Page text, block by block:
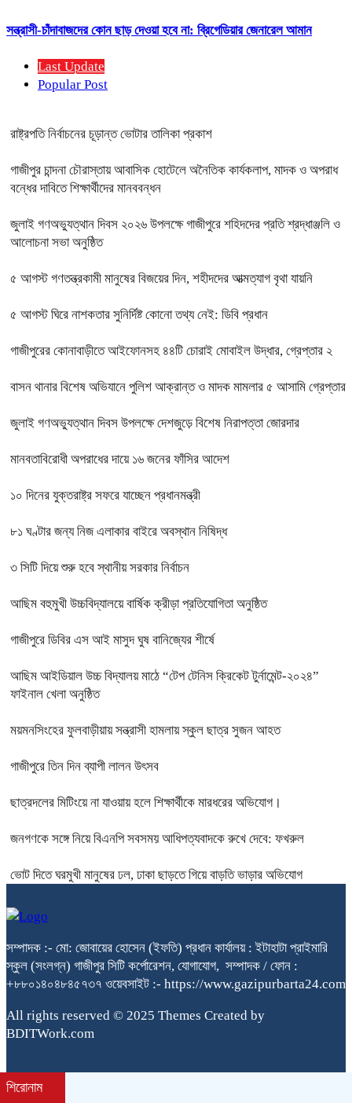
সন্ত্রাসী-চাঁদাবাজদের কোন ছাড় দেওয়া হবে না: ব্রিগেডিয়ার জেনারেল আমান
Last Update
Popular Post
রাষ্ট্রপতি নির্বাচনের চূড়ান্ত ভোটার তালিকা প্রকাশ
গাজীপুর চান্দনা চৌরাস্তায় আবাসিক হোটেলে অনৈতিক কার্যকলাপ, মাদক ও অপরাধ
বন্ধের দাবিতে শিক্ষার্থীদের মানববন্ধন
জুলাই গণঅভ্যুত্থান দিবস ২০২৬ উপলক্ষে গাজীপুরে শহিদদের প্রতি শ্রদ্ধাঞ্জলি ও
আলোচনা সভা অনুষ্ঠিত
৫ আগস্ট গণতন্ত্রকামী মানুষের বিজয়ের দিন, শহীদদের আত্মত্যাগ বৃথা যায়নি
৫ আগস্ট ঘিরে নাশকতার সুনির্দিষ্ট কোনো তথ্য নেই: ডিবি প্রধান
গাজীপুরের কোনাবাড়ীতে আইফোনসহ ৪৪টি চোরাই মোবাইল উদ্ধার, গ্রেপ্তার ২
বাসন থানার বিশেষ অভিযানে পুলিশ আক্রান্ত ও মাদক মামলার ৫ আসামি গ্রেপ্তার
জুলাই গণঅভ্যুত্থান দিবস উপলক্ষে দেশজুড়ে বিশেষ নিরাপত্তা জোরদার
মানবতাবিরোধী অপরাধের দায়ে ১৬ জনের ফাঁসির আদেশ
১০ দিনের যুক্তরাষ্ট্র সফরে যাচ্ছেন প্রধানমন্ত্রী
৮১ ঘণ্টার জন্য নিজ এলাকার বাইরে অবস্থান নিষিদ্ধ
৩ সিটি দিয়ে শুরু হবে স্থানীয় সরকার নির্বাচন
আছিম বহুমুখী উচ্চবিদ্যালয়ে বার্ষিক ক্রীড়া প্রতিযোগিতা অনুষ্ঠিত
গাজীপুরে ডিবির এস আই মাসুদ ঘুষ বানিজ্যের শীর্ষে
আছিম আইডিয়াল উচ্চ বিদ্যালয় মাঠে “টেপ টেনিস ক্রিকেট টুর্নামেন্ট-২০২৪”
ফাইনাল খেলা অনুষ্ঠিত
ময়মনসিংহের ফুলবাড়ীয়ায় সন্ত্রাসী হামলায় স্কুল ছাত্র সুজন আহত
গাজীপুরে তিন দিন ব্যাপী লালন উৎসব
ছাত্রদলের মিটিংয়ে না যাওয়ায় হলে শিক্ষার্থীকে মারধরের অভিযোগ।
জনগণকে সঙ্গে নিয়ে বিএনপি সবসময় আধিপত্যবাদকে রুখে দেবে: ফখরুল
ভোট দিতে ঘরমুখী মানুষের ঢল, ঢাকা ছাড়তে গিয়ে বাড়তি ভাড়ার অভিযোগ
সম্পাদক :- মো: জোবায়ের হোসেন (ইফতি) প্রধান কার্যালয় : ইটাহাটা প্রাইমারি
স্কুল (সংলগ্ন) গাজীপুর সিটি কর্পোরেশন, যোগাযোগ, সম্পাদক / ফোন :
+৮৮০১৪০৪৮৪৫৭৩৭ ওয়েবসাইট :- https://www.gazipurbarta24.com
All rights reserved © 2025 Themes Created by
BDITWork.com
শিরোনাম
bdit.com.bd